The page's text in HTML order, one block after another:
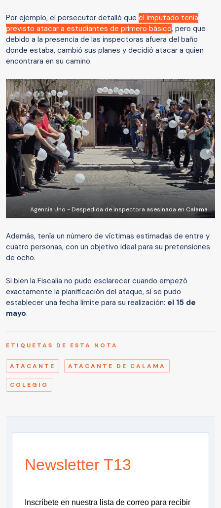
Por ejemplo, el persecutor detalló que el imputado tenía
previsto atacar a estudiantes de primero básico, pero que
debido a la presencia de las inspectoras afuera del baño
donde estaba, cambió sus planes y decidió atacar a quien
encontrara en su camino.
Agencia Uno - Despedida de inspectora asesinada en Calama
Además, tenía un número de víctimas estimadas de entre y
cuatro personas, con un objetivo ideal para su pretensiones
de ocho.
Si bien la Fiscalía no pudo esclarecer cuando empezó
exactamente la planificación del ataque, sí se pudo
establecer una fecha límite para su realización: el 15 de
mayo.
ETIQUETAS DE ESTA NOTA
ATACANTE ATACANTE DE CALAMA
COLEGIO
Newsletter T13
Inscríbete en nuestra lista de correo para recibir